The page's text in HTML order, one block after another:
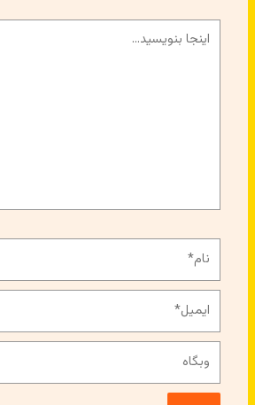
بنویسید…
وبگاه